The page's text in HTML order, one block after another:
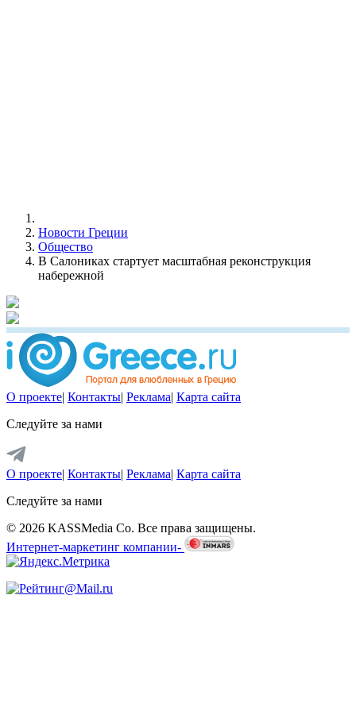
Новости Греции
Общество
В Салониках стартует масштабная реконструкция
набережной
О проекте| Контакты| Реклама| Карта сайта
Следуйте за нами
О проекте| Контакты| Реклама| Карта сайта
Следуйте за нами
© 2026 KASSMedia Co. Все права защищены.
Интернет-маркетинг компании-